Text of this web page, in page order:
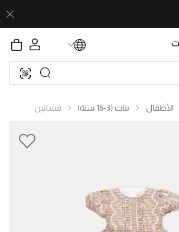
الأطفال بنات (3-16 سنة) فساتين